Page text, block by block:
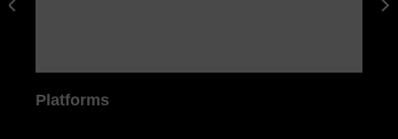
Platforms